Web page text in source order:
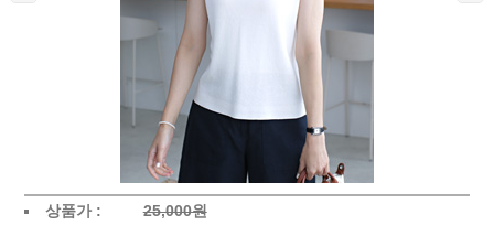
상품가 :
25,000원